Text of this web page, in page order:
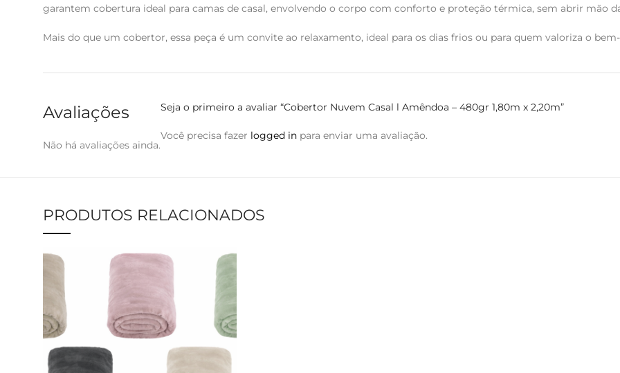
garantem cobertura ideal para camas de casal, envolvendo o corpo com conforto e proteção térmica, sem abrir mão
Mais do que um cobertor, essa peça é um convite ao relaxamento, ideal para os dias frios ou para quem valoriza o
Avaliações
Não há avaliações ainda.
Seja o primeiro a avaliar “Cobertor Nuvem Casal l Amêndoa – 480gr 1,80m x 2,20m”
Você precisa fazer logged in para enviar uma avaliação.
PRODUTOS RELACIONADOS